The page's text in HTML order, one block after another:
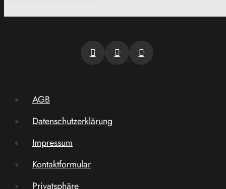
AGB
Datenschutzerklärung
Impressum
Kontaktformular
Privatsphäre